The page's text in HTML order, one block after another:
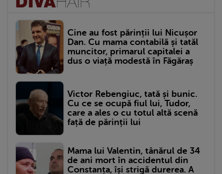
Cine au fost părinții lui Nicușor
Dan. Cu mama contabilă și tatăl
muncitor, primarul capitalei a
dus o viață modestă în Făgăraș
Victor Rebengiuc, tată și bunic.
Cu ce se ocupă fiul lui, Tudor,
care a ales o cu totul altă scenă
față de părinții lui
Mama lui Valentin, tânărul de 34
de ani mort în accidentul din
Constanța, își strigă durerea. A